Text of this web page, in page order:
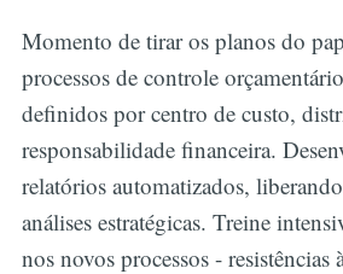
Momento de tirar os planos do
processos de controle
definidos por centro de custo,
responsabilidade financeira.
relatórios automatizados,
análises estratégicas. Treine
nos novos processos - resistências